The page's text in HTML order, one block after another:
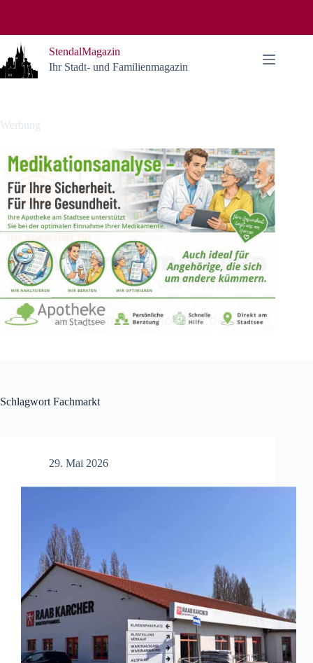
StendalMagazin
Ihr Stadt- und Familienmagazin
Werbung
Schlagwort Fachmarkt
29. Mai 2026